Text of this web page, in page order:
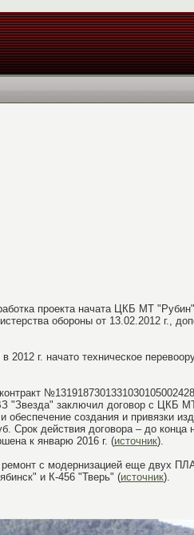
проекта начата ЦКБ МТ "Рубин"
обороны от 13.02.2012 г.,
г. начато техническое
"Звезда" заключил договор с ЦКБ
создания и привязки
действия договора – до конца
к январю 2016 г. (источник).
ремонт с модернизацией еще двух
и К-456 "Тверь" (источник).